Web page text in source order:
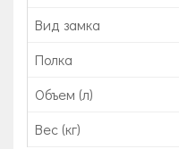
Вид замка
Полка
Объем (л)
Вес (кг)